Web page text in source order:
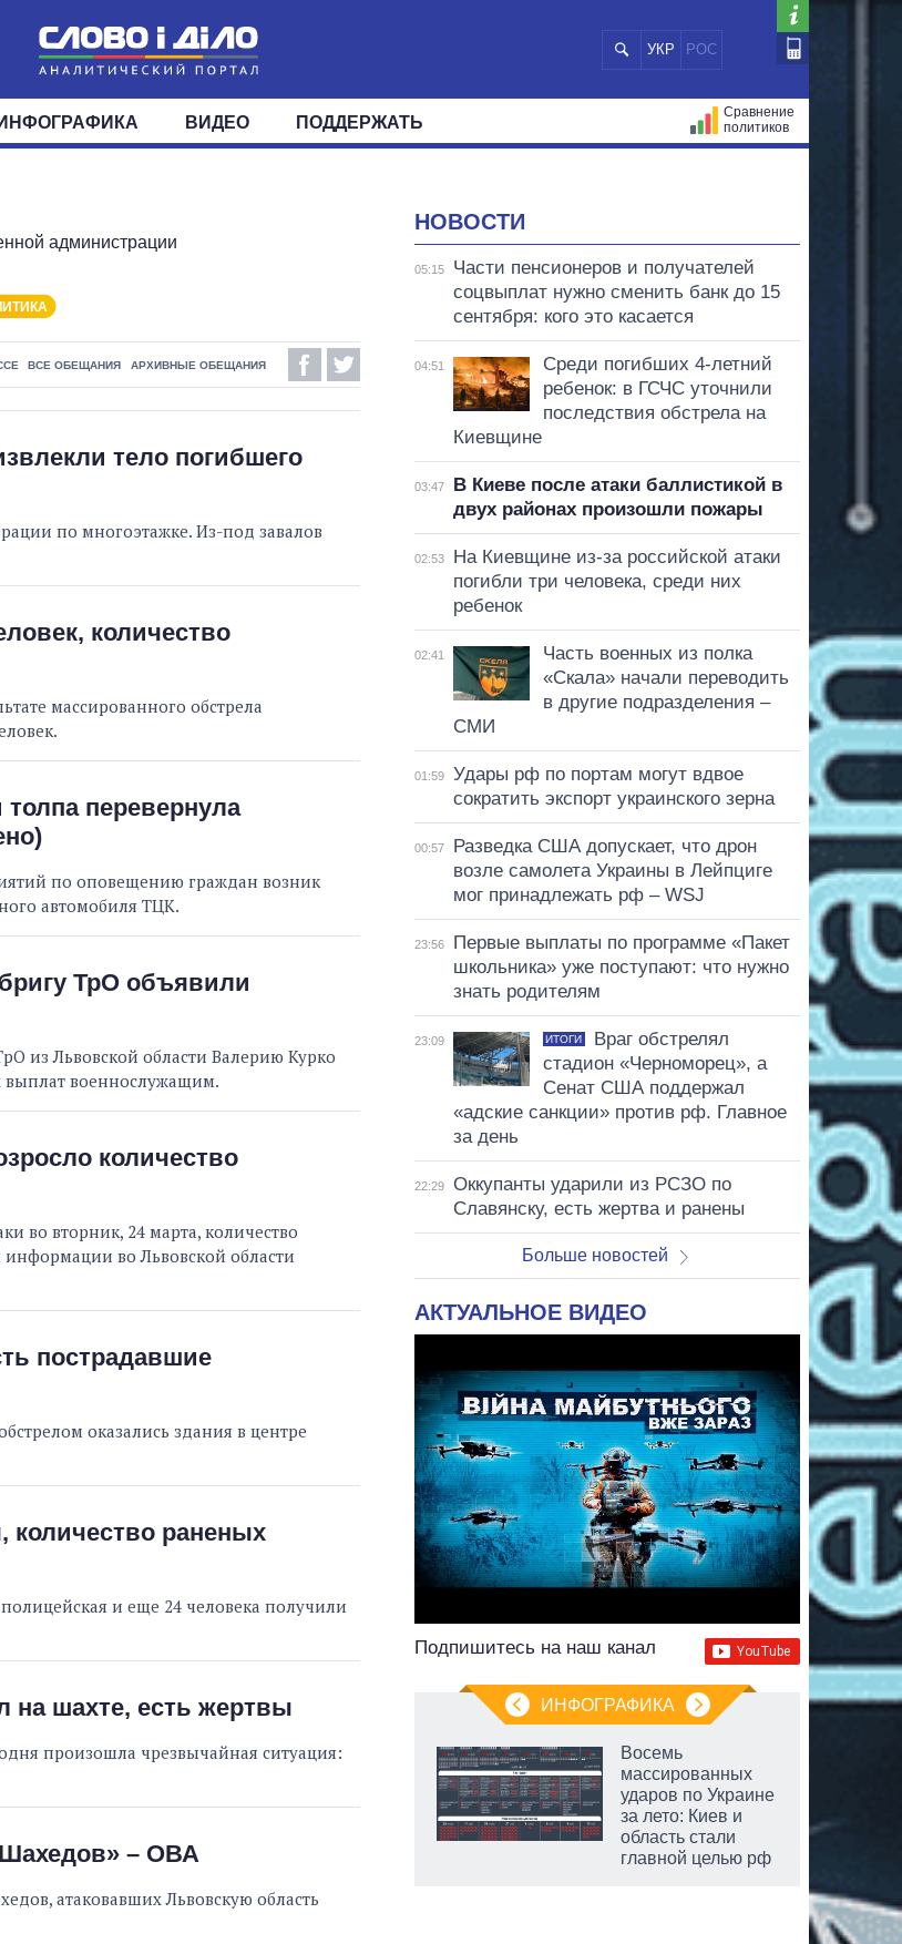
УКР РОС
РАДА
ИНФОГРАФИКА ВИДЕО ПОДДЕРЖАТЬ
Сравнение
политиков
администрации
ВСЕ ОБЕЩАНИЯ АРХИВНЫЕ ОБЕЩАНИЯ
тело погибшего
по многоэтажке. Из-под завалов
количество
массированного обстрела
перевернула
по оповещению граждан возник
автомобиля ТЦК.
ТрО объявили
из Львовской области Валерию Курко
выплат военнослужащим.
количество
во вторник, 24 марта, количество
во Львовской области
пострадавшие
оказались здания в центре
количество раненых
и еще 24 человека получили
на шахте, есть жертвы
произошла чрезвычайная ситуация:
– ОВА
атаковавших Львовскую область
НОВОСТИ
05:15
Части пенсионеров и получателей
соцвыплат нужно сменить банк до 15
сентября: кого это касается
04:51
Среди погибших 4-летний
ребенок: в ГСЧС уточнили
последствия обстрела на
Киевщине
03:47
В Киеве после атаки баллистикой в
двух районах произошли пожары
02:53
На Киевщине из-за российской атаки
погибли три человека, среди них
ребенок
02:41
Часть военных из полка
«Скала» начали переводить
в другие подразделения –
СМИ
01:59
Удары рф по портам могут вдвое
сократить экспорт украинского зерна
00:57
Разведка США допускает, что дрон
возле самолета Украины в Лейпциге
мог принадлежать рф – WSJ
23:56
Первые выплаты по программе «Пакет
школьника» уже поступают: что нужно
знать родителям
23:09 ИТОГИ
Враг обстрелял
стадион «Черноморец», а
Сенат США поддержал
«адские санкции» против рф. Главное
за день
22:29
Оккупанты ударили из РСЗО по
Славянску, есть жертва и ранены
Больше новостей
АКТУАЛЬНОЕ ВИДЕО
Подпишитесь на наш канал
ИНФОГРАФИКА
Как за 10 лет
Восемь
массированных
ударов по Украине
за лето: Киев и
область стали
главной целью рф